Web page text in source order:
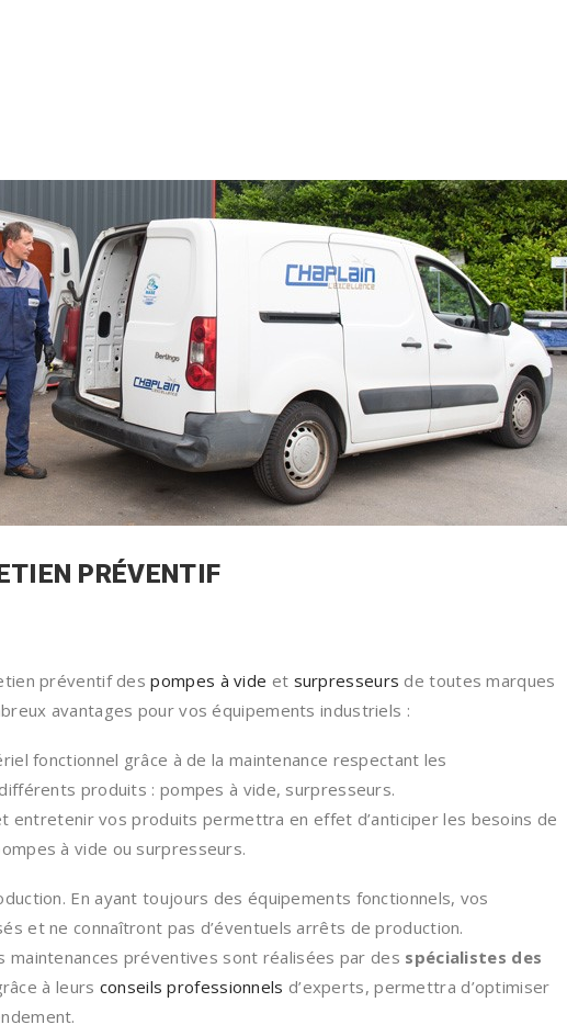
PRÉVENTIF
préventif despompes à vide et surpresseurs de toutes marques
avantages pour vos équipements industriels :
fonctionnel grâce à de la maintenance respectant les
produits : pompes à vide, surpresseurs.
entretenir vos produits permettra en effet d’anticiper les besoins de
à vide ou surpresseurs.
En ayant toujours des équipements fonctionnels, vos
et ne connaîtront pas d’éventuels arrêts de production.
maintenances préventives sont réalisées par des spécialistes des
à leurs conseils professionnels d’experts, permettra d’optimiser